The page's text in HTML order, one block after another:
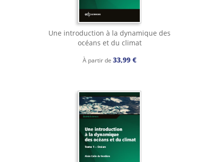
Une introduction à la dynamique des
océans et du climat
À partir de 33,99 €